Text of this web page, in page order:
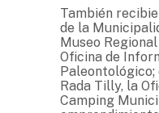
También
de la
Museo
Oficina de
Rada Tilly, la
Camping